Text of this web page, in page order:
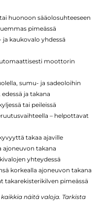
huonoon sääolosuhteeseen
pimeässä
ja kaukovalo yhdessä
moottorin
sumu- ja sadeoloihin
ja takana
tai peileissä
– helpottavat
takaa ajaville
ajoneuvon takana
yhteydessä
korkealla ajoneuvon takana
takarekisterikilven pimeässä
näitä valoja. Tarkista